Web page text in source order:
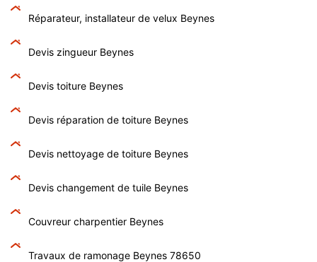
Réparateur, installateur de velux Beynes
Devis zingueur Beynes
Devis toiture Beynes
Devis réparation de toiture Beynes
Devis nettoyage de toiture Beynes
Devis changement de tuile Beynes
Couvreur charpentier Beynes
Travaux de ramonage Beynes 78650